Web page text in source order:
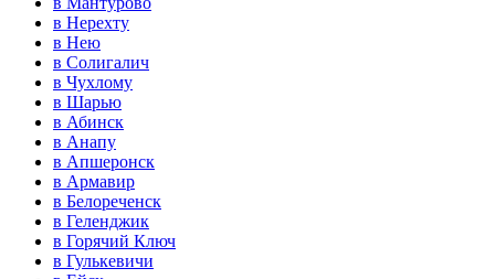
в Нерехту
в Нею
в Солигалич
в Чухлому
в Шарью
в Абинск
в Анапу
в Апшеронск
в Армавир
в Белореченск
в Геленджик
в Горячий Ключ
в Гулькевичи